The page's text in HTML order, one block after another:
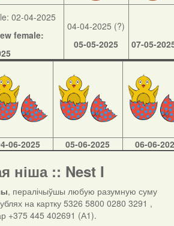
02-04-2025
female:
04-04-2025 (?)
05-05-2025
07-05-
06-2025 05-06-2025 06-06-
ніша :: Nest I
, пералічыўшы любую разумную суму
на картку 5326 5800 0280 3291 ,
+375 445 402691 (А1).